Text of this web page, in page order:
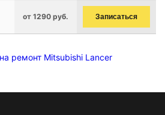
от 1290 руб. Записаться
ремонт Mitsubishi Lancer